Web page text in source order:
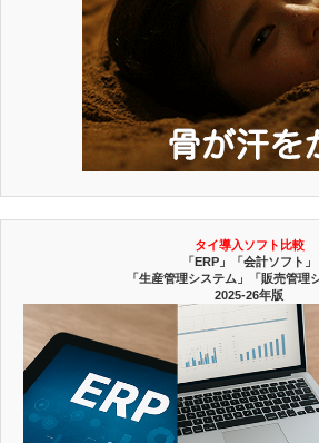
タイ導入ソフト比較
「ERP」「会計ソフト」
「生産管理システム」「販売管理
2025-26年版